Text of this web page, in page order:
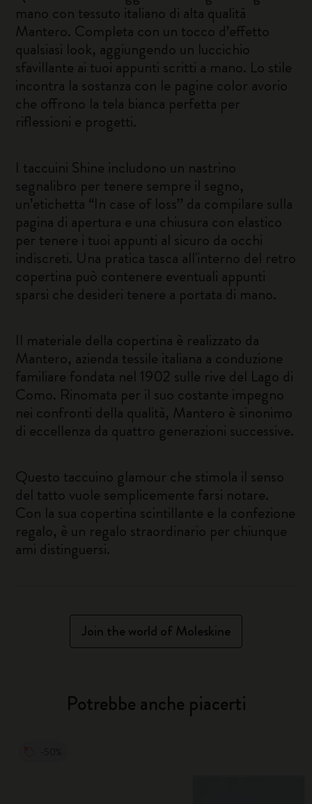
mano con tessuto italiano di alta qualità
Mantero. Completa con un tocco d’effetto
qualsiasi look, aggiungendo un luccichio
sfavillante ai tuoi appunti scritti a mano. Lo stile
incontra la sostanza con le pagine color avorio
che offrono la tela bianca perfetta per
riflessioni e progetti.
I taccuini Shine includono un nastrino
segnalibro per tenere sempre il segno,
un’etichetta “In case of loss” da compilare sulla
pagina di apertura e una chiusura con elastico
per tenere i tuoi appunti al sicuro da occhi
indiscreti. Una pratica tasca all'interno del retro
copertina può contenere eventuali appunti
sparsi che desideri tenere a portata di mano.
Il materiale della copertina è realizzato da
Mantero, azienda tessile italiana a conduzione
familiare fondata nel 1902 sulle rive del Lago di
Como. Rinomata per il suo costante impegno
nei confronti della qualità, Mantero è sinonimo
di eccellenza da quattro generazioni successive.
Questo taccuino glamour che stimola il senso
del tatto vuole semplicemente farsi notare.
Con la sua copertina scintillante e la confezione
regalo, è un regalo straordinario per chiunque
ami distinguersi.
Join the world of Moleskine
Potrebbe anche piacerti